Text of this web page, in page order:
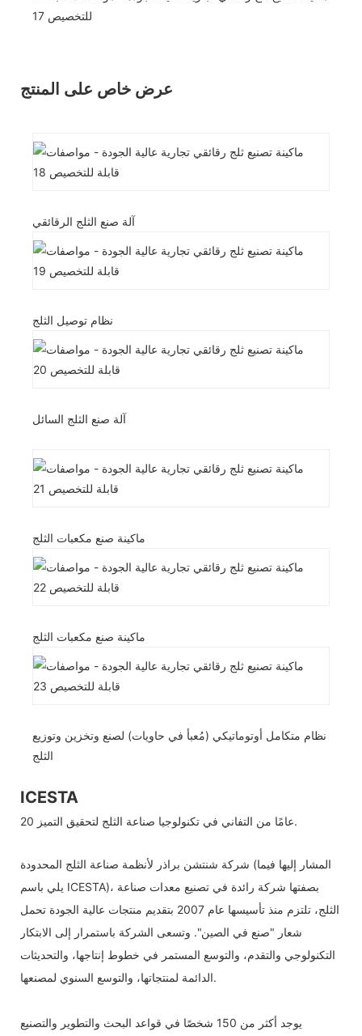
عرض خاص على المنتج
آلة صنع الثلج الرقائقي
نظام توصيل الثلج
آلة صنع الثلج السائل
ماكينة صنع مكعبات الثلج
ماكينة صنع مكعبات الثلج
نظام متكامل أوتوماتيكي (مُعبأ في حاويات) لصنع وتخزين وتوزيع
الثلج
ICESTA
20 عامًا من التفاني في تكنولوجيا صناعة الثلج لتحقيق التميز.
شركة شنتشن براذر لأنظمة صناعة الثلج المحدودة (المشار إليها فيما
يلي باسم ICESTA)، بصفتها شركة رائدة في تصنيع معدات صناعة
الثلج، تلتزم منذ تأسيسها عام 2007 بتقديم منتجات عالية الجودة تحمل
شعار "صنع في الصين". وتسعى الشركة باستمرار إلى الابتكار
التكنولوجي والتقدم، والتوسع المستمر في خطوط إنتاجها، والتحديثات
الدائمة لمنتجاتها، والتوسع السنوي لمصنعها.
يوجد أكثر من 150 شخصًا في قواعد البحث والتطوير والتصنيع